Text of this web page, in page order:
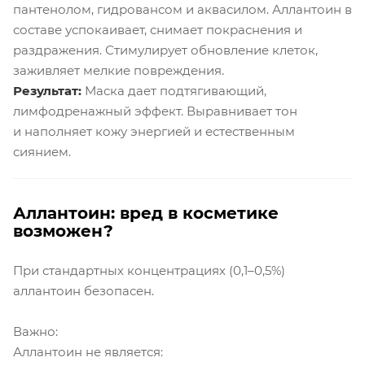
пантенолом, гидровансом и аквасилом. Аллантоин в
составе успокаивает, снимает покраснения и
раздражения. Стимулирует обновление клеток,
заживляет мелкие повреждения.
Результат: Маска дает подтягивающий,
лимфодренажный эффект. Выравнивает тон
и наполняет кожу энергией и естественным
сиянием.
Аллантоин: вред в косметике
возможен?
При стандартных концентрациях (0,1–0,5%)
аллантоин безопасен.
Важно:
Аллантоин не является: